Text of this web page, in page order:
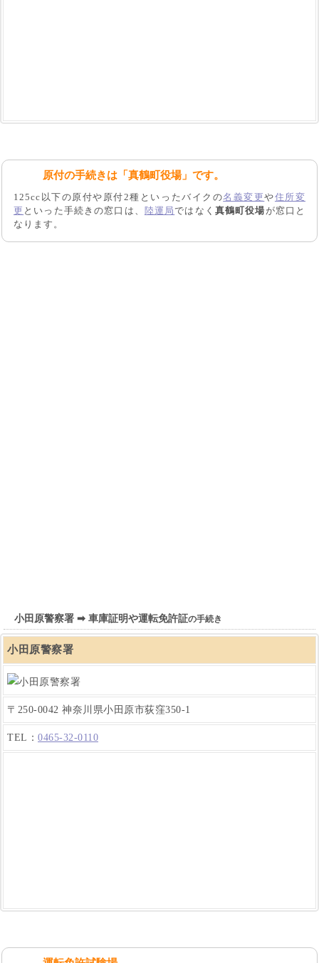
原付の手続きは「真鶴町役場」です。
125cc以下の原付や原付2種といったバイクの名義変更や住所変
更 といった手続きの窓口は、 陸運局ではなく 真鶴町役場 が窓口と
なります。
小田原警察署 ➡ 車庫証明や運転免許証の手続き
小田原警察署
〒250-0042 神奈川県小田原市荻窪350-1
TEL： 0465-32-0110